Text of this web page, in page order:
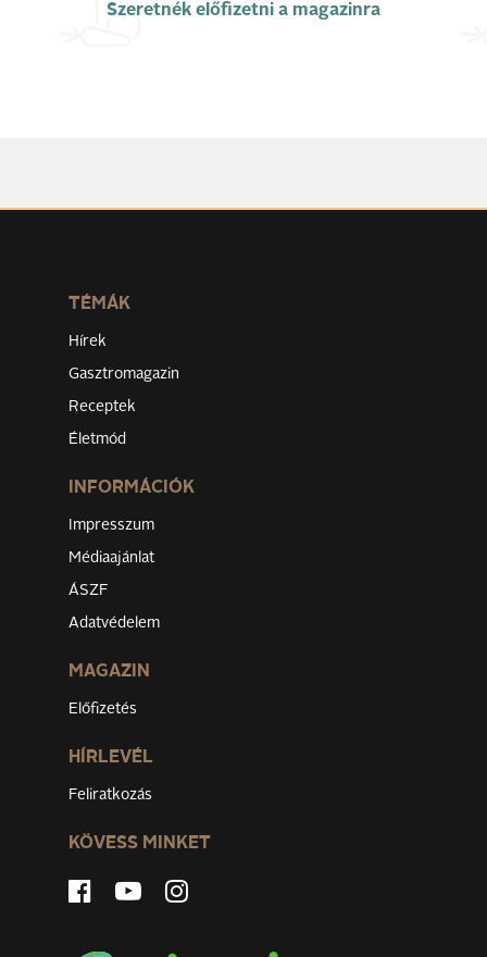
Szeretnék előfizetni a magazinra
TÉMÁK
Hírek
Gasztromagazin
Receptek
Életmód
INFORMÁCIÓK
Impresszum
Médiaajánlat
ÁSZF
Adatvédelem
MAGAZIN
Előfizetés
HÍRLEVÉL
Feliratkozás
KÖVESS MINKET